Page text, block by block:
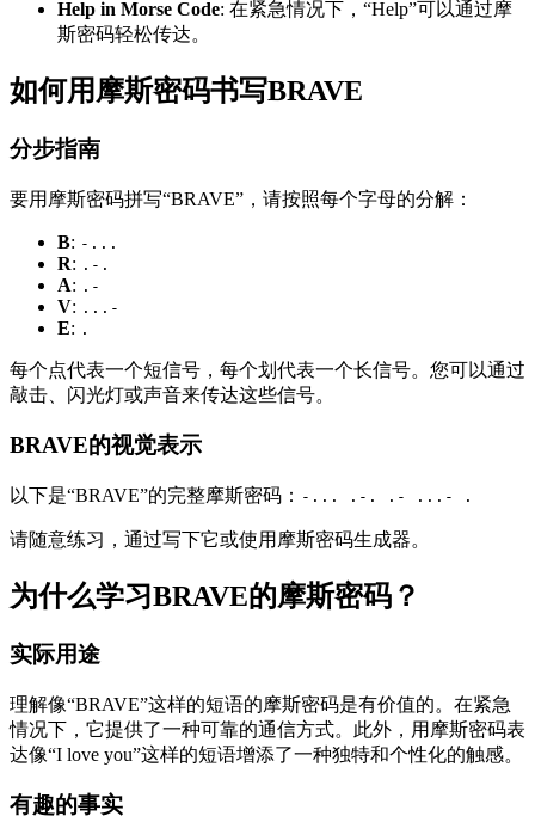
Help in Morse Code: 在紧急情况下，“Help”可以通过摩
斯密码轻松传达。
如何用摩斯密码书写BRAVE
分步指南
要用摩斯密码拼写“BRAVE”，请按照每个字母的分解：
B: -...
R: .-.
A: .-
V: ...-
E: .
每个点代表一个短信号，每个划代表一个长信号。您可以通过
敲击、闪光灯或声音来传达这些信号。
BRAVE的视觉表示
以下是“BRAVE”的完整摩斯密码： -... .-. .- ...- .
请随意练习，通过写下它或使用摩斯密码生成器。
为什么学习BRAVE的摩斯密码？
实际用途
理解像“BRAVE”这样的短语的摩斯密码是有价值的。在紧急
情况下，它提供了一种可靠的通信方式。此外，用摩斯密码表
达像“I love you”这样的短语增添了一种独特和个性化的触感。
有趣的事实